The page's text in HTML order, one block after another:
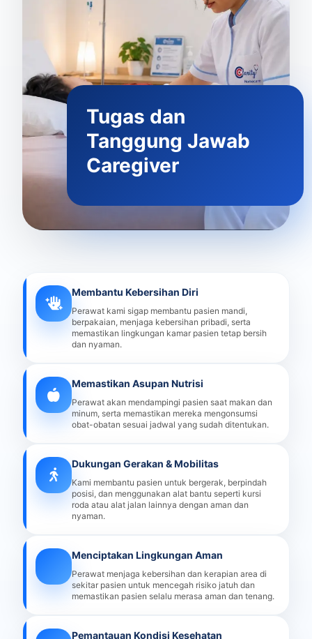
Tugas dan
Tanggung Jawab
Caregiver
Membantu Kebersihan Diri
Perawat kami sigap membantu pasien mandi,
berpakaian, menjaga kebersihan pribadi, serta
memastikan lingkungan kamar pasien tetap bersih
dan nyaman.
Memastikan Asupan Nutrisi
Perawat akan mendampingi pasien saat makan dan
minum, serta memastikan mereka mengonsumsi
obat-obatan sesuai jadwal yang sudah ditentukan.
Dukungan Gerakan & Mobilitas
Kami membantu pasien untuk bergerak, berpindah
posisi, dan menggunakan alat bantu seperti kursi
roda atau alat jalan lainnya dengan aman dan
nyaman.
Menciptakan Lingkungan Aman
Perawat menjaga kebersihan dan kerapian area di
sekitar pasien untuk mencegah risiko jatuh dan
memastikan pasien selalu merasa aman dan tenang.
Pemantauan Kondisi Kesehatan